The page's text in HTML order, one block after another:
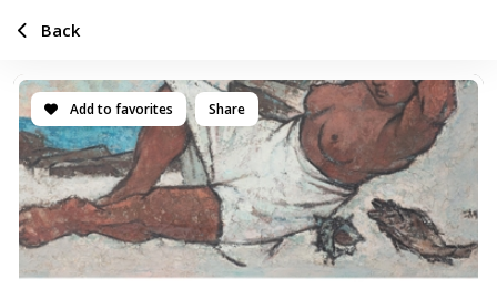
Add to favorites Share
Back